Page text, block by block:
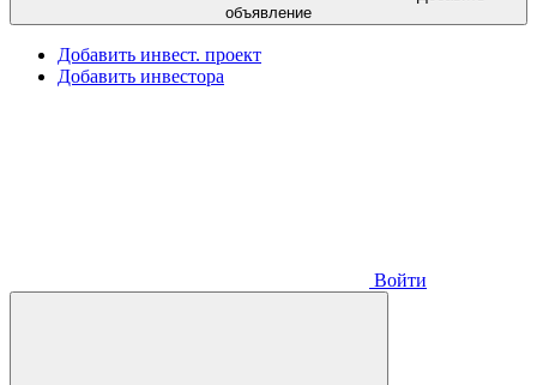
объявление
Добавить инвест. проект
Добавить инвестора
Войти